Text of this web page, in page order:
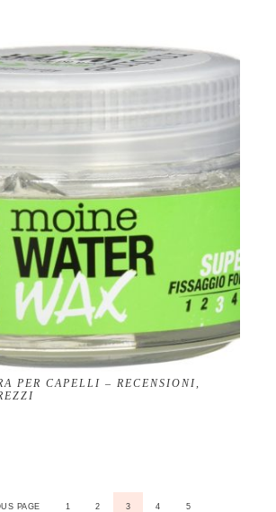
PER CAPELLI – RECENSIONI,
PAGE 1 2 3 4 5